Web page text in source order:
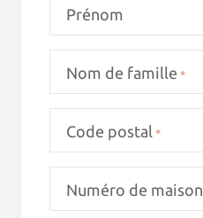
Prénom
Nom de famille *
Code postal *
Numéro de maison